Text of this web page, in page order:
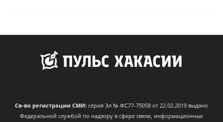
Св-во регистрации СМИ: серия Эл № ФС77-75058 от 22.02.2019 выдано
Федеральной службой по надзору в сфере связи, информационных